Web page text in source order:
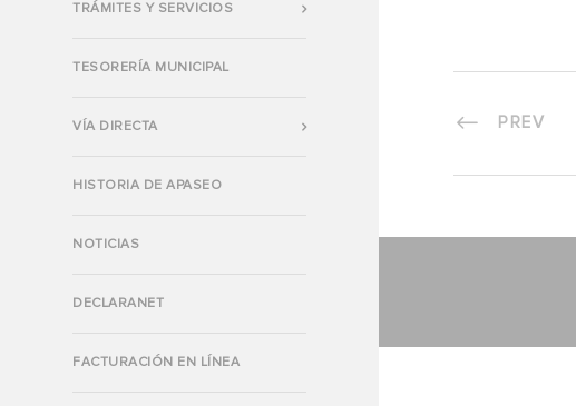
TRÁMITES Y SERVICIOS
TESORERÍA MUNICIPAL
VÍA DIRECTA
HISTORIA DE APASEO
NOTICIAS
DECLARANET
FACTURACIÓN EN LÍNEA
PREV